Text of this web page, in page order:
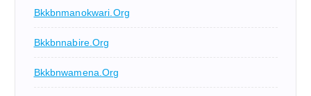
Bkkbnmanokwari.org
Bkkbnnabire.org
Bkkbnwamena.org